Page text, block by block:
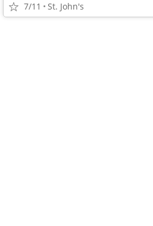
7/11 St. John's